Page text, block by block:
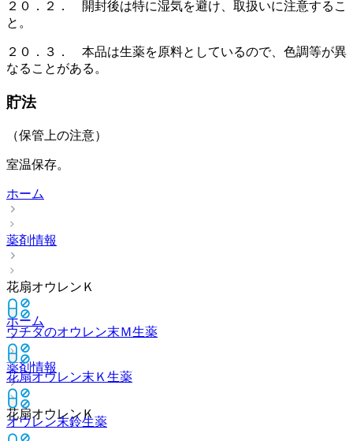
２０．２． 開封後は特に湿気を避け、取扱いに注意するこ
と。
２０．３． 本品は生薬を原料としているので、色調等が異
なることがある。
貯法
（保管上の注意）
室温保存。
ホーム
薬剤情報
花扇オウレンＫ
ウチダのオウレン末Ｍ生薬
花扇オウレン末Ｋ 生薬
オウレン末鈴生薬
ホーム
薬剤情報
花扇オウレンＫ